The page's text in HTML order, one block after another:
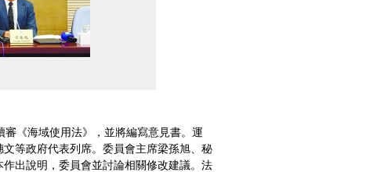
《海域使用法》，並將編寫意見書。運
等政府代表列席。委員會主席梁孫旭、秘
出說明，委員會並討論相關修改建議。法